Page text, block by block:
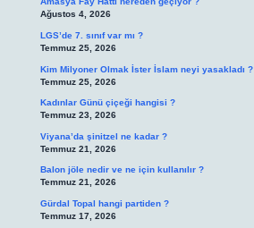
Ağustos 4, 2026
LGS’de 7. sınıf var mı ?
Temmuz 25, 2026
Kim Milyoner Olmak İster İslam neyi yasakladı ?
Temmuz 25, 2026
Kadınlar Günü çiçeği hangisi ?
Temmuz 23, 2026
Viyana’da şinitzel ne kadar ?
Temmuz 21, 2026
Balon jöle nedir ve ne için kullanılır ?
Temmuz 21, 2026
Gürdal Topal hangi partiden ?
Temmuz 17, 2026